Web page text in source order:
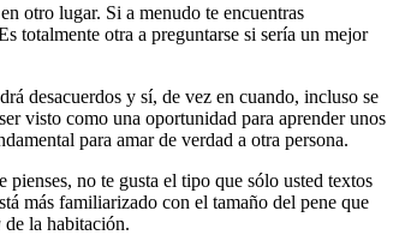
otro lugar. Si a menudo te encuentras
totalmente otra a preguntarse si sería un mejor
desacuerdos y sí, de vez en cuando, incluso se
visto como una oportunidad para aprender unos
para amar de verdad a otra persona.
no te gusta el tipo que sólo usted textos
más familiarizado con el tamaño del pene que
de la habitación.